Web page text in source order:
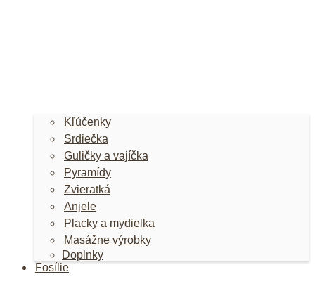
Kľúčenky
Srdiečka
Guličky a vajíčka
Pyramídy
Zvieratká
Anjele
Placky a mydielka
Masážne výrobky
Doplnky
Fosílie